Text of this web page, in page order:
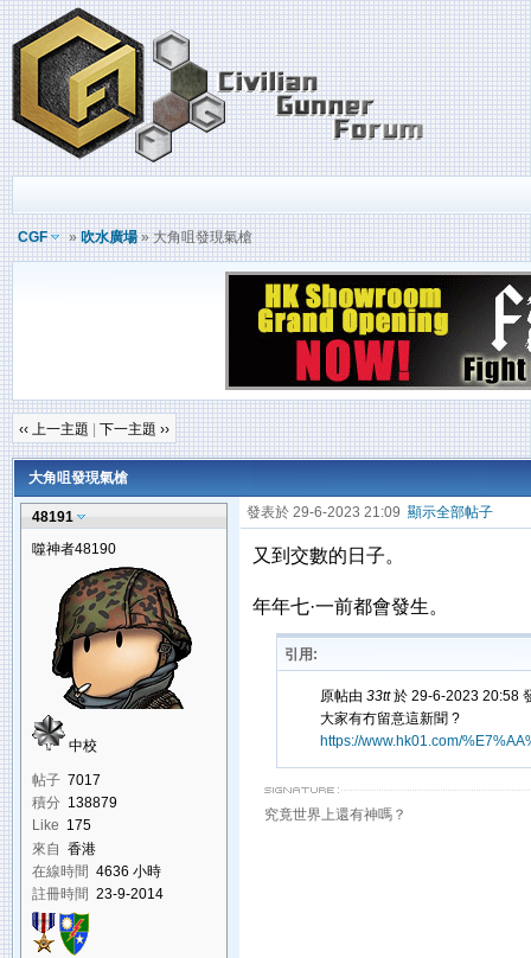
CGF »吹水廣場» 大角咀發現氣槍
‹‹ 上一主題 下一主題 ››
大角咀發現氣槍
48191
噬神者48190
中校
帖子 7017
積分 138879
Like 175
來自 香港
在線時間 4636 小時
註冊時間 23-9-2014
發表於 29-6-2023 21:09 顯示全部帖子
又到交數的日子。
年年七·一前都會發生。
引用:
原帖由 33tt於 29-6-2023 20:58
大家有冇留意這新聞 ?
https://www.hk01.com/
究竟世界上還有神嗎？